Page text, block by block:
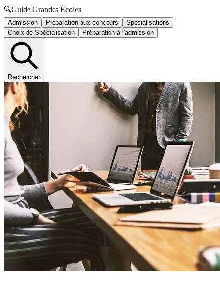
🔍Guide Grandes Écoles
Admission Préparation aux concours
Spécialisations
Choix de Spécialisation
Préparation à l'admission
Rechercher